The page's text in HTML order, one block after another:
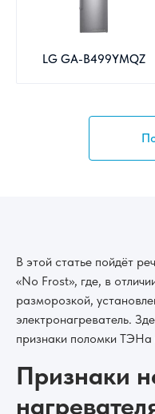
LG GA-B499YMQZ
В этой статье пойдёт
«No Frost», где, в
разморозкой,
электронагреватель.
признаки поломки
Признаки